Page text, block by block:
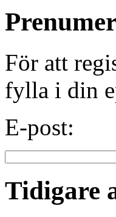
För att
fylla i din
E-post:
Tidigare